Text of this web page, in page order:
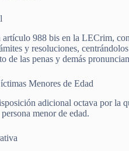
artículo 988 bis en la LECrim,
y resoluciones,
de las penas y demás
Menores de Edad
adicional octava por la
menor de edad.